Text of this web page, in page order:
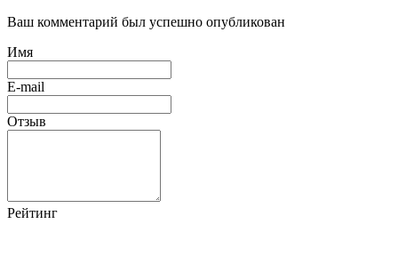
Ваш комментарий был успешно опубликован
Имя
E-mail
Отзыв
Рейтинг